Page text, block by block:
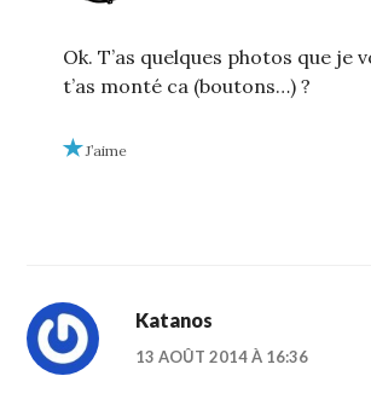
Ok. T’as quelques photos que je
t’as monté ca (boutons…) ?
J’aime
Katanos
13 AOÛT 2014 À 16:36